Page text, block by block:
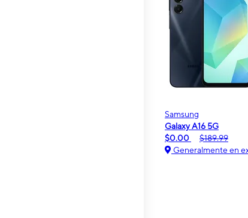
Samsung
Galaxy A16 5G
$0.00
$189.99
Generalmente en